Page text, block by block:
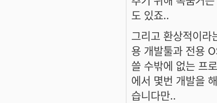
도 있죠..
그리고 환상적이라
용 개발툴과 전용
쓸 수밖에 없는 프
에서 몇번 개발을
습니다만..